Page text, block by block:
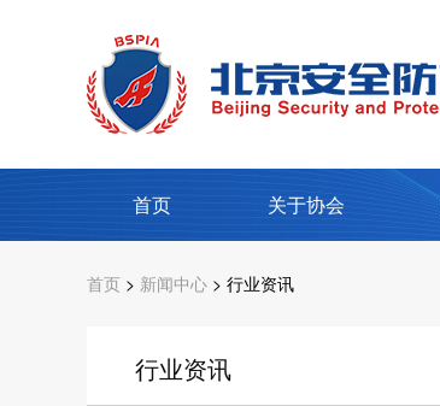
首页 关于协会
首页 > 新闻中心 > 行业资讯
行业资讯